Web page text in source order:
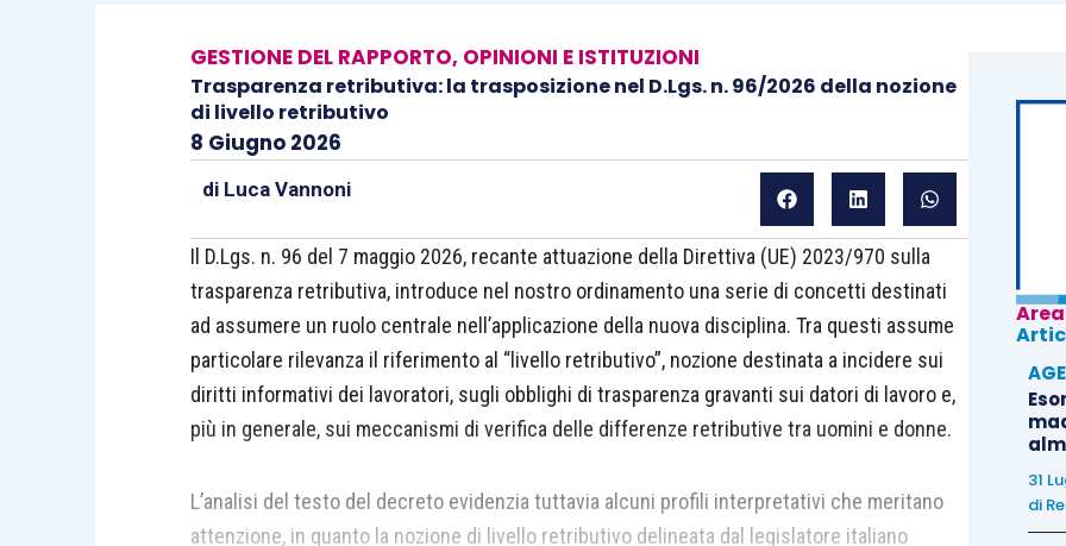
GESTIONE DEL RAPPORTO, OPINIONI E ISTITUZIONI
Trasparenza retributiva: la trasposizione nel D.Lgs. n. 96/2026 della nozione
di livello retributivo
8 Giugno 2026
di Luca Vannoni
Il D.Lgs. n. 96 del 7 maggio 2026, recante attuazione della Direttiva (UE) 2023/970 sulla
trasparenza retributiva, introduce nel nostro ordinamento una serie di concetti destinati
ad assumere un ruolo centrale nell’applicazione della nuova disciplina. Tra questi assume
particolare rilevanza il riferimento al “livello retributivo”, nozione destinata a incidere sui
diritti informativi dei lavoratori, sugli obblighi di trasparenza gravanti sui datori di lavoro e,
più in generale, sui meccanismi di verifica delle differenze retributive tra uomini e donne.
L’analisi del testo del decreto evidenzia tuttavia alcuni profili interpretativi che meritano
attenzione, in quanto la nozione di livello retributivo delineata dal legislatore italiano
31
di